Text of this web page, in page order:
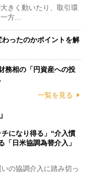
きく動いたり、取引環
方…
ったのかポイントを解
務相の「円資産への投
一覧を見る
チになり得る」“介入慣
「日米協調為替介入」
の協調介入に踏み切っ